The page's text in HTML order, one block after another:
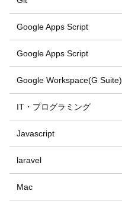
Google Apps Script
Google Apps Script
Google Workspace(G Suite)
IT・プログラミング
Javascript
laravel
Mac